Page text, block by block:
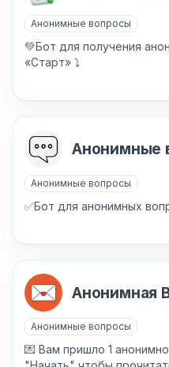
Анонимные вопросы
💚Бот для получения
«Старт» ⤵️
Анонимные
Анонимные вопросы
✅Бот для анонимных
Анонимная
Анонимные вопросы
💌 Вам пришло 1